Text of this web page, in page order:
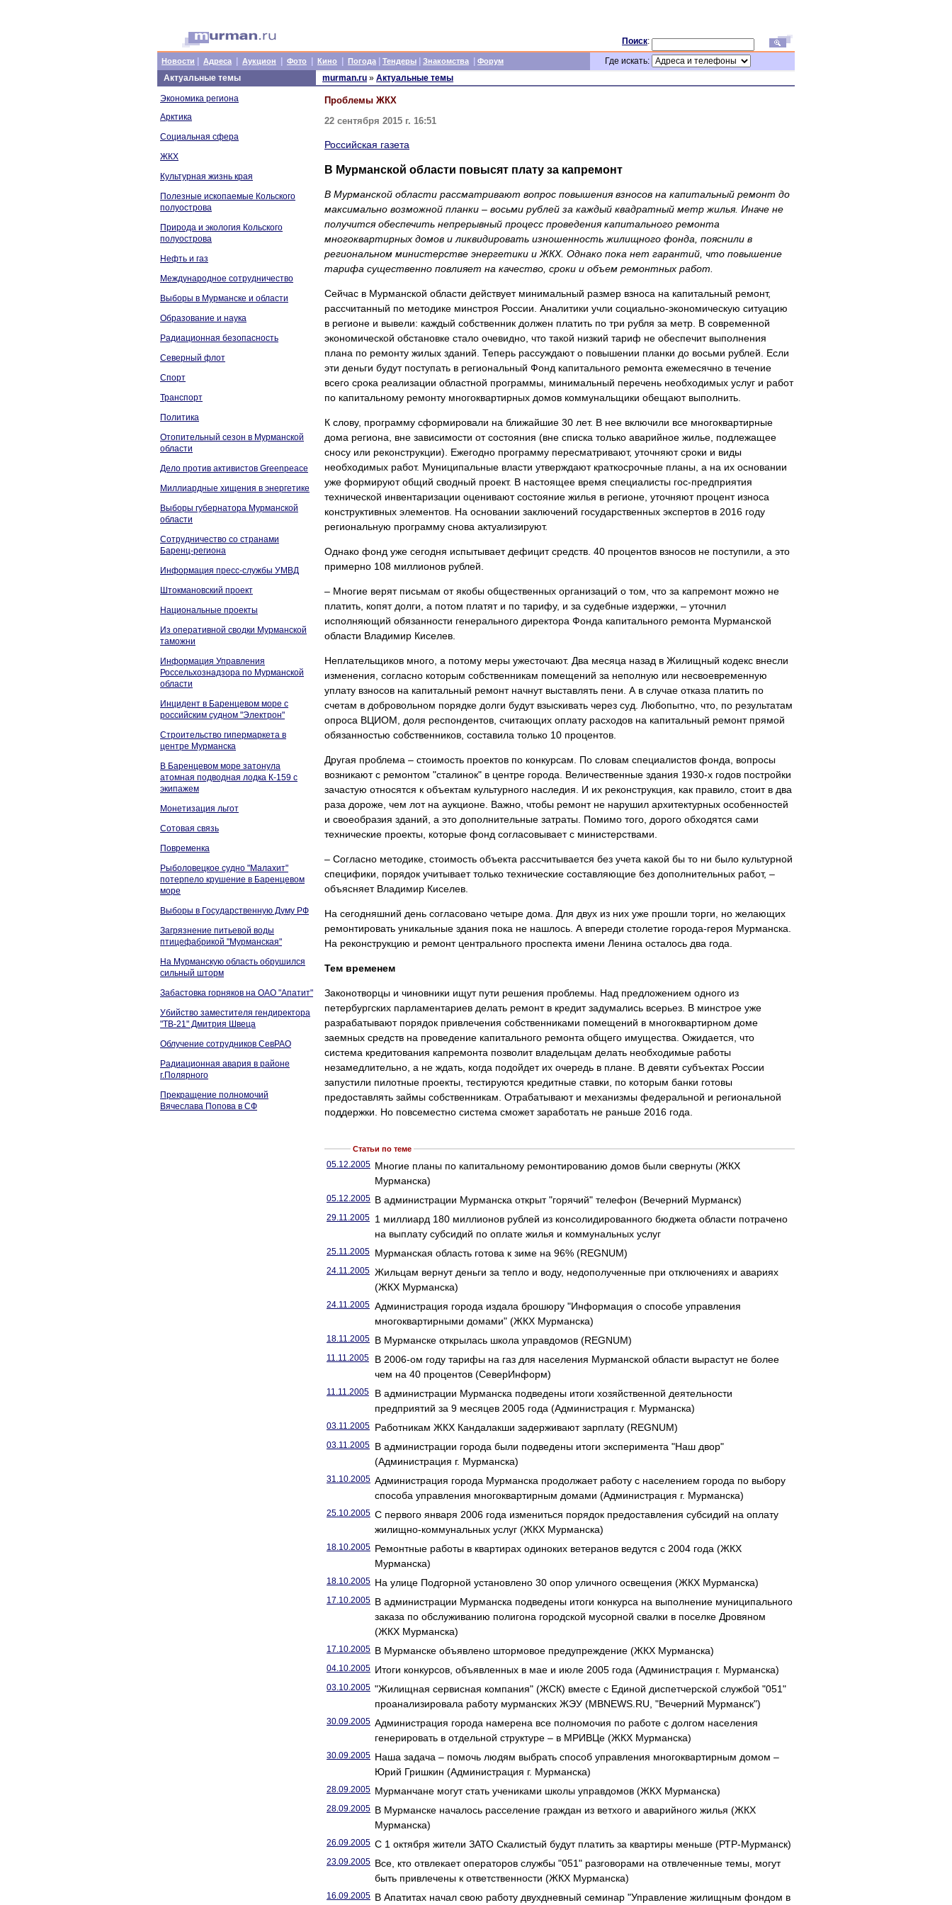
Поиск:
Новости Адреса Аукцион Фото Кино Погода Тендеры Знакомства Форум
Где искать:
Актуальные темы
Экономика региона
Арктика
Социальная сфера
ЖКХ
Культурная жизнь края
Полезные ископаемые Кольского
полуострова
Природа и экология Кольского
полуострова
Нефть и газ
Международное сотрудничество
Выборы в Мурманске и области
Образование и наука
Радиационная безопасность
Северный флот
Спорт
Транспорт
Политика
Отопительный сезон в Мурманской
области
Дело против активистов Greenpeace
Миллиардные хищения в энергетике
Выборы губернатора Мурманской
области
Сотрудничество со странами
Баренц-региона
Информация пресс-службы УМВД
Штокмановский проект
Национальные проекты
Из оперативной сводки Мурманской
таможни
Информация Управления
Россельхознадзора по Мурманской
области
Инцидент в Баренцевом море с
российским судном "Электрон"
Строительство гипермаркета в
центре Мурманска
В Баренцевом море затонула
атомная подводная лодка К-159 с
экипажем
Монетизация льгот
Сотовая связь
Повременка
Рыболовецкое судно "Малахит"
потерпело крушение в Баренцевом
море
Выборы в Государственную Думу РФ
Загрязнение питьевой воды
птицефабрикой "Мурманская"
На Мурманскую область обрушился
сильный шторм
Забастовка горняков на ОАО "Апатит"
Убийство заместителя гендиректора
"ТВ-21" Дмитрия Швеца
Облучение сотрудников СевРАО
Радиационная авария в районе
г.Полярного
Прекращение полномочий
Вячеслава Попова в СФ
murman.ru » Актуальные темы
Проблемы ЖКХ
22 сентября 2015 г. 16:51
Российская газета
В Мурманской области повысят плату за капремонт
В Мурманской области рассматривают вопрос повышения взносов на капитальный ремонт до
максимально возможной планки – восьми рублей за каждый квадратный метр жилья. Иначе не
получится обеспечить непрерывный процесс проведения капитального ремонта
многоквартирных домов и ликвидировать изношенность жилищного фонда, пояснили в
региональном министерстве энергетики и ЖКХ. Однако пока нет гарантий, что повышение
тарифа существенно повлияет на качество, сроки и объем ремонтных работ.
Сейчас в Мурманской области действует минимальный размер взноса на капитальный ремонт,
рассчитанный по методике минстроя России. Аналитики учли социально-экономическую ситуацию
в регионе и вывели: каждый собственник должен платить по три рубля за метр. В современной
экономической обстановке стало очевидно, что такой низкий тариф не обеспечит выполнения
плана по ремонту жилых зданий. Теперь рассуждают о повышении планки до восьми рублей. Если
эти деньги будут поступать в региональный Фонд капитального ремонта ежемесячно в течение
всего срока реализации областной программы, минимальный перечень необходимых услуг и работ
по капитальному ремонту многоквартирных домов коммунальщики обещают выполнить.
К слову, программу сформировали на ближайшие 30 лет. В нее включили все многоквартирные
дома региона, вне зависимости от состояния (вне списка только аварийное жилье, подлежащее
сносу или реконструкции). Ежегодно программу пересматривают, уточняют сроки и виды
необходимых работ. Муниципальные власти утверждают краткосрочные планы, а на их основании
уже формируют общий сводный проект. В настоящее время специалисты гос-предприятия
технической инвентаризации оценивают состояние жилья в регионе, уточняют процент износа
конструктивных элементов. На основании заключений государственных экспертов в 2016 году
региональную программу снова актуализируют.
Однако фонд уже сегодня испытывает дефицит средств. 40 процентов взносов не поступили, а это
примерно 108 миллионов рублей.
– Многие верят письмам от якобы общественных организаций о том, что за капремонт можно не
платить, копят долги, а потом платят и по тарифу, и за судебные издержки, – уточнил
исполняющий обязанности генерального директора Фонда капитального ремонта Мурманской
области Владимир Киселев.
Неплательщиков много, а потому меры ужесточают. Два месяца назад в Жилищный кодекс внесли
изменения, согласно которым собственникам помещений за неполную или несвоевременную
уплату взносов на капитальный ремонт начнут выставлять пени. А в случае отказа платить по
счетам в добровольном порядке долги будут взыскивать через суд. Любопытно, что, по результатам
опроса ВЦИОМ, доля респондентов, считающих оплату расходов на капитальный ремонт прямой
обязанностью собственников, составила только 10 процентов.
Другая проблема – стоимость проектов по конкурсам. По словам специалистов фонда, вопросы
возникают с ремонтом "сталинок" в центре города. Величественные здания 1930-х годов постройки
зачастую относятся к объектам культурного наследия. И их реконструкция, как правило, стоит в два
раза дороже, чем лот на аукционе. Важно, чтобы ремонт не нарушил архитектурных особенностей
и своеобразия зданий, а это дополнительные затраты. Помимо того, дорого обходятся сами
технические проекты, которые фонд согласовывает с министерствами.
– Согласно методике, стоимость объекта рассчитывается без учета какой бы то ни было культурной
специфики, порядок учитывает только технические составляющие без дополнительных работ, –
объясняет Владимир Киселев.
На сегодняшний день согласовано четыре дома. Для двух из них уже прошли торги, но желающих
ремонтировать уникальные здания пока не нашлось. А впереди столетие города-героя Мурманска.
На реконструкцию и ремонт центрального проспекта имени Ленина осталось два года.
Тем временем
Законотворцы и чиновники ищут пути решения проблемы. Над предложением одного из
петербургских парламентариев делать ремонт в кредит задумались всерьез. В минстрое уже
разрабатывают порядок привлечения собственниками помещений в многоквартирном доме
заемных средств на проведение капитального ремонта общего имущества. Ожидается, что
система кредитования капремонта позволит владельцам делать необходимые работы
незамедлительно, а не ждать, когда подойдет их очередь в плане. В девяти субъектах России
запустили пилотные проекты, тестируются кредитные ставки, по которым банки готовы
предоставлять займы собственникам. Отрабатывают и механизмы федеральной и региональной
поддержки. Но повсеместно система сможет заработать не раньше 2016 года.
Статьи по теме
05.12.2005 Многие планы по капитальному ремонтированию домов были свернуты (ЖКХ
Мурманска)
05.12.2005 В администрации Мурманска открыт "горячий" телефон (Вечерний Мурманск)
29.11.2005 1 миллиард 180 миллионов рублей из консолидированного бюджета области потрачено
на выплату субсидий по оплате жилья и коммунальных услуг
25.11.2005 Мурманская область готова к зиме на 96% (REGNUM)
24.11.2005 Жильцам вернут деньги за тепло и воду, недополученные при отключениях и авариях
(ЖКХ Мурманска)
24.11.2005 Администрация города издала брошюру "Информация о способе управления
многоквартирными домами" (ЖКХ Мурманска)
18.11.2005 В Мурманске открылась школа управдомов (REGNUM)
11.11.2005
В 2006-ом году тарифы на газ для населения Мурманской области вырастут не более
чем на 40 процентов (СеверИнформ)
11.11.2005
В администрации Мурманска подведены итоги хозяйственной деятельности
предприятий за 9 месяцев 2005 года (Администрация г. Мурманска)
03.11.2005 Работникам ЖКХ Кандалакши задерживают зарплату (REGNUM)
03.11.2005 В администрации города были подведены итоги эксперимента "Наш двор"
(Администрация г. Мурманска)
31.10.2005 Администрация города Мурманска продолжает работу с населением города по выбору
способа управления многоквартирным домами (Администрация г. Мурманска)
25.10.2005 С первого января 2006 года измениться порядок предоставления субсидий на оплату
жилищно-коммунальных услуг (ЖКХ Мурманска)
18.10.2005 Ремонтные работы в квартирах одиноких ветеранов ведутся с 2004 года (ЖКХ
Мурманска)
18.10.2005 На улице Подгорной установлено 30 опор уличного освещения (ЖКХ Мурманска)
17.10.2005 В администрации Мурманска подведены итоги конкурса на выполнение муниципального
заказа по обслуживанию полигона городской мусорной свалки в поселке Дровяном
(ЖКХ Мурманска)
17.10.2005 В Мурманске объявлено штормовое предупреждение (ЖКХ Мурманска)
04.10.2005 Итоги конкурсов, объявленных в мае и июле 2005 года (Администрация г. Мурманска)
03.10.2005 "Жилищная сервисная компания" (ЖСК) вместе с Единой диспетчерской службой "051"
проанализировала работу мурманских ЖЭУ (MBNEWS.RU, "Вечерний Мурманск")
30.09.2005 Администрация города намерена все полномочия по работе с долгом населения
генерировать в отдельной структуре – в МРИВЦе (ЖКХ Мурманска)
30.09.2005 Наша задача – помочь людям выбрать способ управления многоквартирным домом –
Юрий Гришкин (Администрация г. Мурманска)
28.09.2005 Мурманчане могут стать учениками школы управдомов (ЖКХ Мурманска)
28.09.2005 В Мурманске началось расселение граждан из ветхого и аварийного жилья (ЖКХ
Мурманска)
26.09.2005 С 1 октября жители ЗАТО Скалистый будут платить за квартиры меньше (РТР-Мурманск)
23.09.2005 Все, кто отвлекает операторов службы "051" разговорами на отвлеченные темы, могут
быть привлечены к ответственности (ЖКХ Мурманска)
16.09.2005 В Апатитах начал свою работу двухдневный семинар "Управление жилищным фондом в